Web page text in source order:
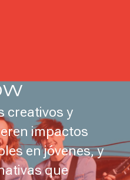
creativos y
impactos
en jóvenes, y
que